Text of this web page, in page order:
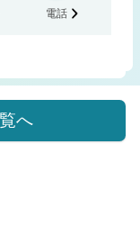
電話
へ